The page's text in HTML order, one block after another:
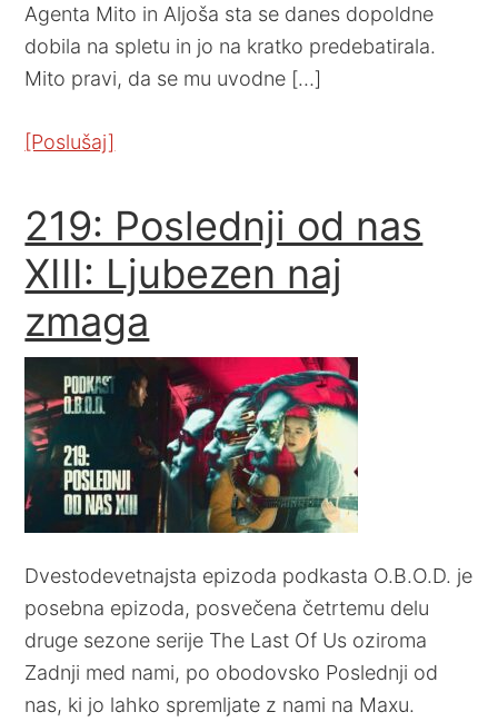
Agenta Mito in Aljoša sta se danes dopoldne
dobila na spletu in jo na kratko predebatirala.
Mito pravi, da se mu uvodne […]
[Poslušaj]
219: Poslednji od nas
XIII: Ljubezen naj
zmaga
Dvestodevetnajsta epizoda podkasta O.B.O.D. je
posebna epizoda, posvečena četrtemu delu
druge sezone serije The Last Of Us oziroma
Zadnji med nami, po obodovsko Poslednji od
nas, ki jo lahko spremljate z nami na Maxu.